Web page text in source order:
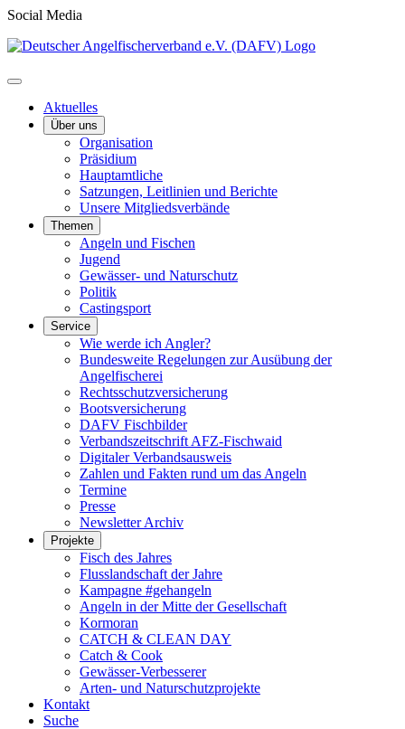
Social Media
Aktuelles
Über uns
Organisation
Präsidium
Hauptamtliche
Satzungen, Leitlinien und Berichte
Unsere Mitgliedsverbände
Themen
Angeln und Fischen
Jugend
Gewässer- und Naturschutz
Politik
Castingsport
Service
Wie werde ich Angler?
Bundesweite Regelungen zur Ausübung der
Angelfischerei
Rechtsschutzversicherung
Bootsversicherung
DAFV Fischbilder
Verbandszeitschrift AFZ-Fischwaid
Digitaler Verbandsausweis
Zahlen und Fakten rund um das Angeln
Termine
Presse
Newsletter Archiv
Projekte
Fisch des Jahres
Flusslandschaft der Jahre
Kampagne #gehangeln
Angeln in der Mitte der Gesellschaft
Kormoran
CATCH & CLEAN DAY
Catch & Cook
Gewässer-Verbesserer
Arten- und Naturschutzprojekte
Kontakt
Suche